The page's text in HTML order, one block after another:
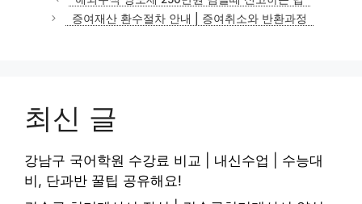
고
리
증여재산 환수절차 안내 | 증여취소와 반환과정
최신 글
강남구 국어학원 수강료 비교 | 내신수업 | 수능대
비, 단과반 꿀팁 공유해요!